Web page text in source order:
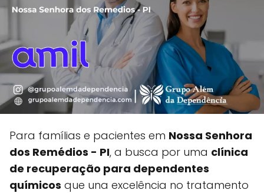
Para famílias e pacientes em Nossa Senhora
dos Remédios - PI, a busca por uma clínica
de recuperação para dependentes
químicos que una excelência no tratamento